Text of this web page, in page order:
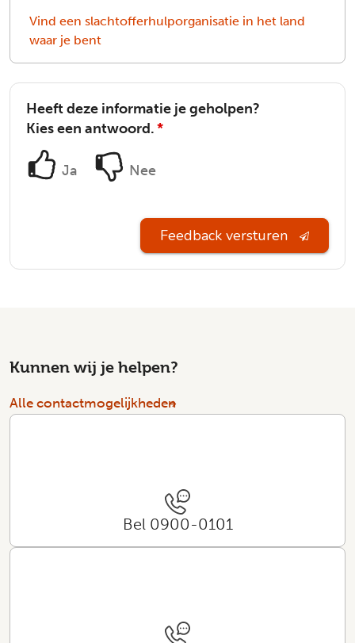
Vind een slachtofferhulporganisatie in het land
waar je bent
Heeft deze informatie je geholpen?
Kies een antwoord.*
Ja Nee
Feedback versturen
Kunnen wij je helpen?
Alle contactmogelijkheden
Bel 0900-0101